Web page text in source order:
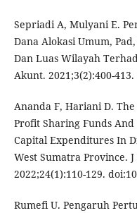
Sepriadi A, Mulyani E.
Dana Alokasi Umum,
Dan Luas Wilayah
Akunt. 2021;3(2):400-
Ananda F, Hariani D.
Profit Sharing Funds And
Capital Expenditures In
West Sumatra Province.
2022;24(1):110-129.
Rumefi U. Pengaruh